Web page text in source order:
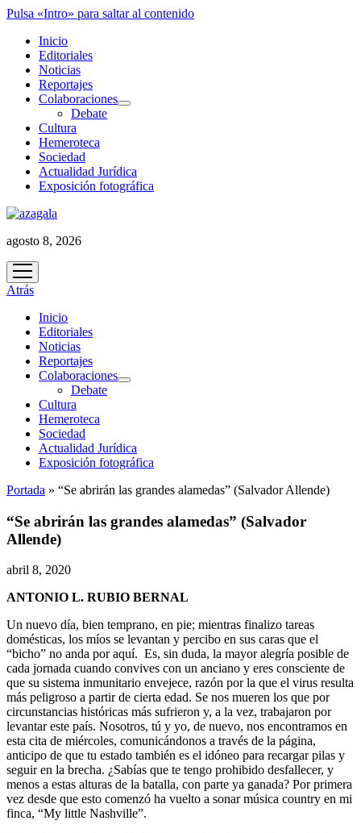
Pulsa «Intro» para saltar al contenido
Inicio
Editoriales
Noticias
Reportajes
Colaboraciones
abrir
Debate
Cultura
Hemeroteca
Sociedad
Actualidad Jurídica
Exposición fotográfica
agosto 8, 2026
abrir
menú
Atrás
Inicio
Editoriales
Noticias
Reportajes
Colaboraciones
abrir
Debate
Cultura
Hemeroteca
Sociedad
Actualidad Jurídica
Exposición fotográfica
Portada » “Se abrirán las grandes alamedas” (Salvador Allende)
“Se abrirán las grandes alamedas” (Salvador
Allende)
abril 8, 2020
ANTONIO L. RUBIO BERNAL
Un nuevo día, bien temprano, en pie; mientras finalizo tareas
domésticas, los míos se levantan y percibo en sus caras que el
“bicho” no anda por aquí. Es, sin duda, la mayor alegría posible de
cada jornada cuando convives con un anciano y eres consciente de
que su sistema inmunitario envejece, razón por la que el virus resulta
más peligroso a partir de cierta edad. Se nos mueren los que por
circunstancias históricas más sufrieron y, a la vez, trabajaron por
levantar este país. Nosotros, tú y yo, de nuevo, nos encontramos en
esta cita de miércoles, comunicándonos a través de la página,
anticipo de que tu estado también es el idóneo para recargar pilas y
seguir en la brecha. ¿Sabías que te tengo prohibido desfallecer, y
menos a estas alturas de la batalla, con parte ya ganada? Por primera
vez desde que esto comenzó ha vuelto a sonar música country en mi
finca, “My little Nashville”.